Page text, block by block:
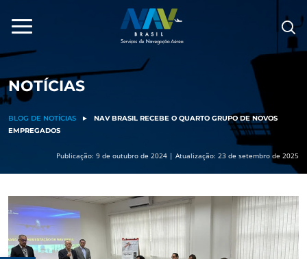
para
conteúdo
NOTÍCIAS
BLOG DE NOTÍCIAS ►
NAV BRASIL RECEBE O QUARTO GRUPO DE NOVOS
EMPREGADOS
Publicação: 9 de outubro de 2024 | Atualização: 23 de setembro de 2025